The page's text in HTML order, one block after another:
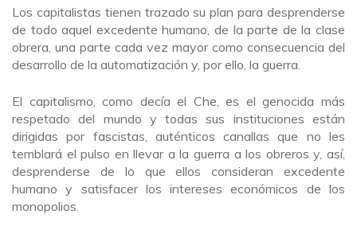
Los capitalistas tienen trazado su plan para desprenderse
de todo aquel excedente humano, de la parte de la clase
obrera, una parte cada vez mayor como consecuencia del
desarrollo de la automatización y, por ello, la guerra.
El capitalismo, como decía el Che, es el genocida más
respetado del mundo y todas sus instituciones están
dirigidas por fascistas, auténticos canallas que no les
temblará el pulso en llevar a la guerra a los obreros y, así,
desprenderse de lo que ellos consideran excedente
humano y satisfacer los intereses económicos de los
monopolios.